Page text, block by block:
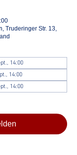
Truderinger Str. 13,
14:00
14:00
14:00